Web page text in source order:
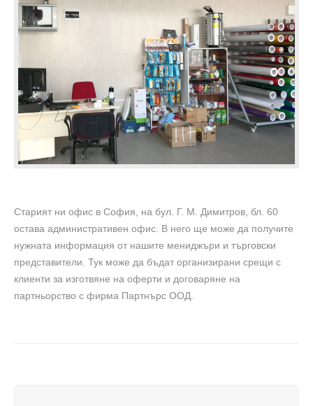
Старият ни офис в София, на бул. Г. М. Димитров, бл. 60
остава административен офис. В него ще може да получите
нужната информация от нашите мениджъри и търговски
представители. Тук може да бъдат организирани срещи с
клиенти за изготвяне на оферти и договаряне на
партньорство с фирма Партнърс ООД.